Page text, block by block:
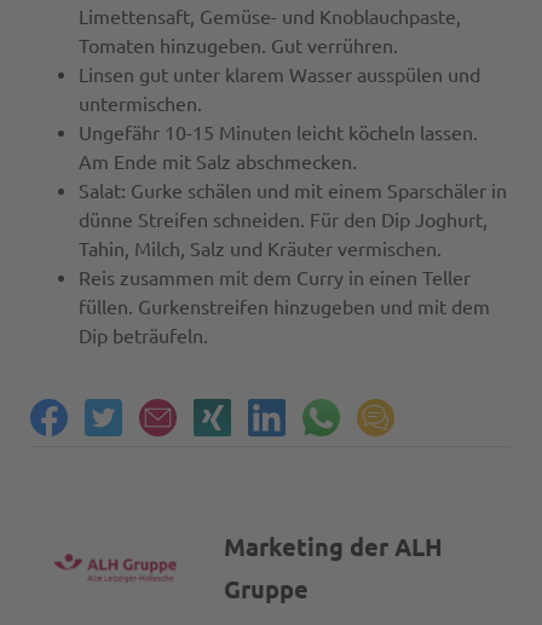
Limettensaft, Gemüse- und Knoblauchpaste,
Tomaten hinzugeben. Gut verrühren.
Linsen gut unter klarem Wasser ausspülen und
untermischen.
Ungefähr 10-15 Minuten leicht köcheln lassen.
Am Ende mit Salz abschmecken.
Salat: Gurke schälen und mit einem Sparschäler in
dünne Streifen schneiden. Für den Dip Joghurt,
Tahin, Milch, Salz und Kräuter vermischen.
Reis zusammen mit dem Curry in einen Teller
füllen. Gurkenstreifen hinzugeben und mit dem
Dip beträufeln.
Marketing der ALH
Gruppe